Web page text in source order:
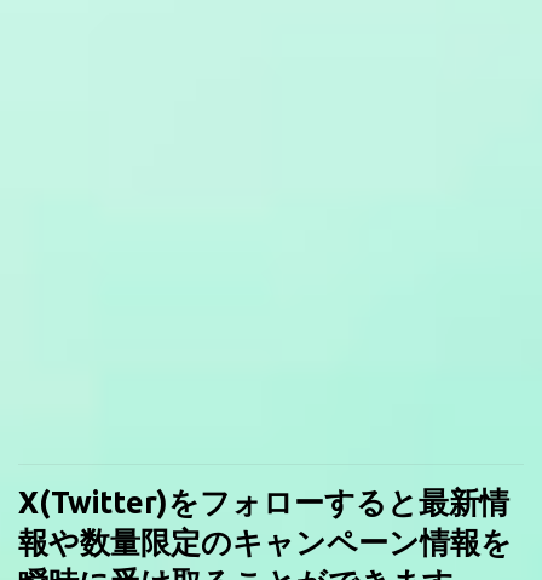
X(Twitter)をフォローすると最新情
報や数量限定のキャンペーン情報を